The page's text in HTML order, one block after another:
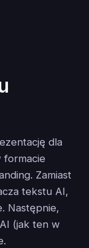
dla
formacie
Zamiast
tekstu AI,
Następnie,
(jak ten w